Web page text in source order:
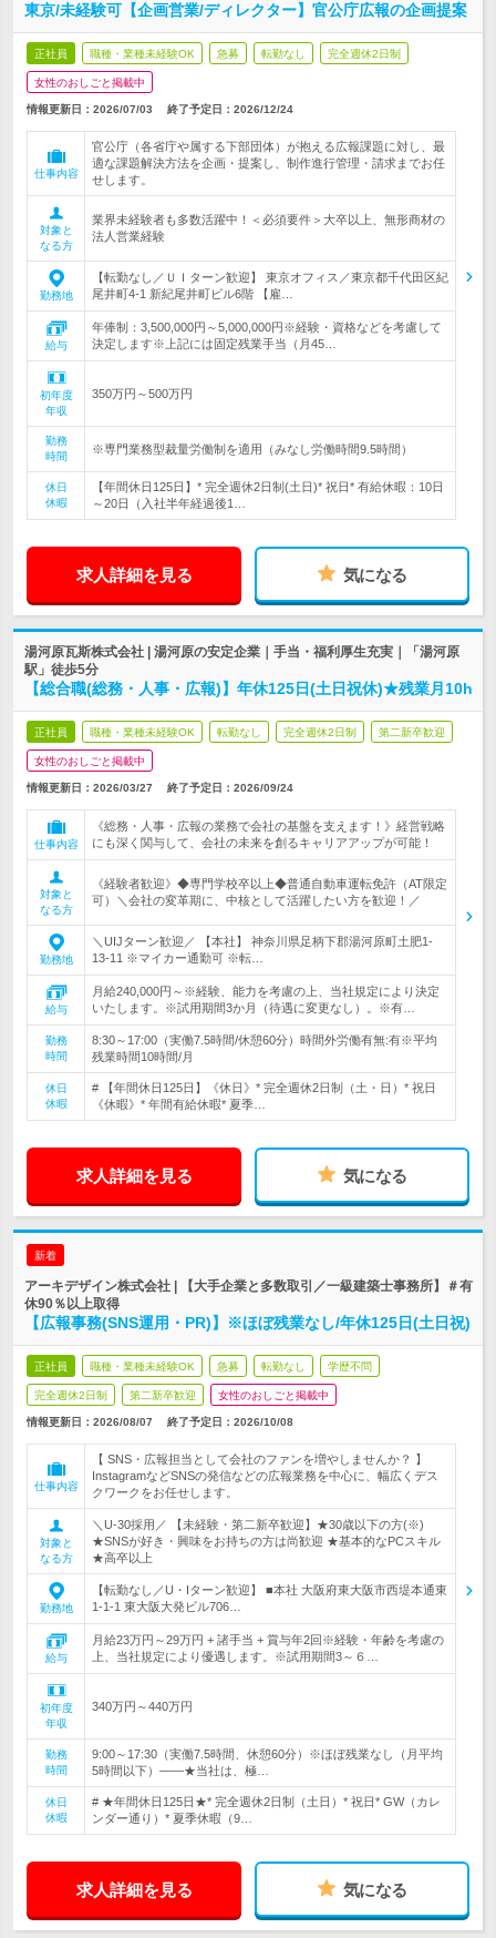
東京/未経験可【企画営業/ディレクター】官公庁広報の企画提案
正社員 職種・業種未経験OK 急募 転勤なし 完全週休2日制
女性のおしごと掲載中
情報更新日：2026/07/03 終了予定日： 2026/12/24
仕事内容
官公庁（各省庁や属する下部団体）が抱える広報課題に対し、最
適な課題解決方法を企画・提案し、制作進行管理・請求までお任
せします。
対象と
なる方
業界未経験者も多数活躍中！＜必須要件＞大卒以上、無形商材の
法人営業経験
勤務地
【転勤なし／ＵＩターン歓迎】 東京オフィス／東京都千代田区紀
尾井町4-1 新紀尾井町ビル6階 【雇…
給与
年俸制：3,500,000円～5,000,000円※経験・資格などを考慮して
決定します※上記には固定残業手当（月45…
初年度
年収
350万円～500万円
勤務
時間
※専門業務型裁量労働制を適用（みなし労働時間9.5時間）
休日
休暇
【年間休日125日】* 完全週休2日制(土日)* 祝日* 有給休暇：10日
～20日（入社半年経過後1…
求人詳細を見る 気になる
湯河原瓦斯株式会社 | 湯河原の安定企業｜手当・福利厚生充実｜「湯河原
駅」徒歩5分
【総合職(総務・人事・広報)】年休125日(土日祝休)★残業月10h
正社員 職種・業種未経験OK 転勤なし 完全週休2日制 第二新卒歓迎
女性のおしごと掲載中
情報更新日：2026/03/27 終了予定日： 2026/09/24
仕事内容
《総務・人事・広報の業務で会社の基盤を支えます！》経営戦略
にも深く関与して、会社の未来を創るキャリアアップが可能！
対象と
なる方
《経験者歓迎》◆専門学校卒以上◆普通自動車運転免許（AT限定
可）＼会社の変革期に、中核として活躍したい方を歓迎！／
勤務地
＼UIJターン歓迎／ 【本社】 神奈川県足柄下郡湯河原町土肥1-
13-11 ※マイカー通勤可 ※転…
給与
月給240,000円～※経験、能力を考慮の上、当社規定により決定
いたします。※試用期間3か月（待遇に変更なし）。※有…
勤務
時間
8:30～17:00（実働7.5時間/休憩60分）時間外労働有無:有※平均
残業時間10時間/月
休日
休暇
# 【年間休日125日】《休日》* 完全週休2日制（土・日）* 祝日
《休暇》* 年間有給休暇* 夏季…
求人詳細を見る 気になる
新着
アーキデザイン株式会社 | 【大手企業と多数取引／一級建築士事務所】＃有
休90％以上取得
【広報事務(SNS運用・PR)】※ほぼ残業なし/年休125日(土日祝)
正社員 職種・業種未経験OK 急募 転勤なし 学歴不問
完全週休2日制 第二新卒歓迎 女性のおしごと掲載中
情報更新日：2026/08/07 終了予定日： 2026/10/08
仕事内容
【 SNS・広報担当として会社のファンを増やしませんか？ 】
InstagramなどSNSの発信などの広報業務を中心に、幅広くデス
クワークをお任せします。
対象と
なる方
＼U‐30採用／ 【未経験・第二新卒歓迎】★30歳以下の方(※)
★SNSが好き・興味をお持ちの方は尚歓迎 ★基本的なPCスキル
★高卒以上
勤務地
【転勤なし／U・Iターン歓迎】 ■本社 大阪府東大阪市西堤本通東
1-1-1 東大阪大発ビル706…
給与
月給23万円～29万円 + 諸手当 + 賞与年2回※経験・年齢を考慮の
上、当社規定により優遇します。※試用期間3～６…
初年度
年収
340万円～440万円
勤務
時間
9:00～17:30（実働7.5時間、休憩60分）※ほぼ残業なし（月平均
5時間以下）――★当社は、極…
休日
休暇
# ★年間休日125日★* 完全週休2日制（土日）* 祝日* GW（カレ
ンダー通り）* 夏季休暇（9…
求人詳細を見る 気になる